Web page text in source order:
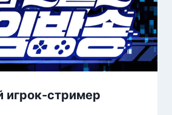
игрок-стример